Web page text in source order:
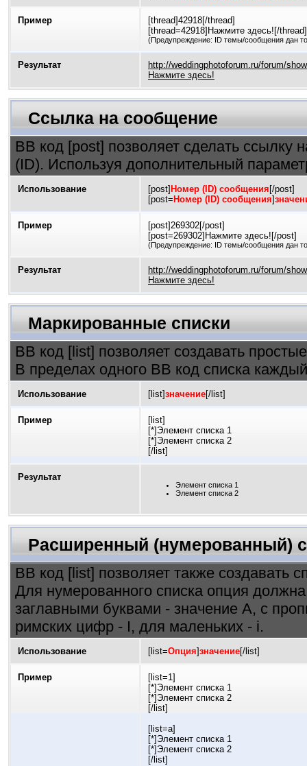
Пример
[thread]42918[/thread]
[thread=42918]Нажмите здесь![/thread]
(Предупреждение: ID темы/сообщения дан
Результат
http://weddingphotoforum.ru/forum/
Нажмите здесь!
Ссылка на сообщение
BB код [post] позволяет сделать ссылку
(ID). Используя дополнительный
Использование [post] Номер (ID) сообщения [/post]
[post= Номер (ID) сообщения]
Пример
[post]269302[/post]
[post=269302]Нажмите здесь![/post]
(Предупреждение: ID темы/сообщения дан
Результат
http://weddingphotoforum.ru/forum/
Нажмите здесь!
Маркированные списки
BB код [list] позволяет создавать
В пределах одного BB код списка
Использование [list]значение[/list]
Пример
[list]
[*]Элемент списка 1
[*]Элемент списка 2
[/list]
Результат
Элемент списка 1
Элемент списка 2
Расширенный (нумерованный)
BB код [list] позволяет также создавать
Для нумерованного списка опция
заглавными буквами - значение A, с
римских цифр - I, для маленьких - i.
Использование [list=Опция]значение[/list]
Пример
[list=1]
[*]Элемент списка 1
[*]Элемент списка 2
[/list]
[list=a]
[*]Элемент списка 1
[*]Элемент списка 2
[/list]